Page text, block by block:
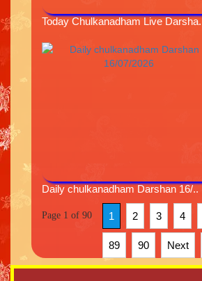
Today Chulkanadham Live
Daily chulkanadham Darshan 16/..
Page 1 of 90 1 2 3 4
89 90 Next